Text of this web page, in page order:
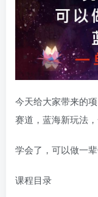
今天给大家带来的
赛道，蓝海新玩法，
学会了，可以做一
课程目录